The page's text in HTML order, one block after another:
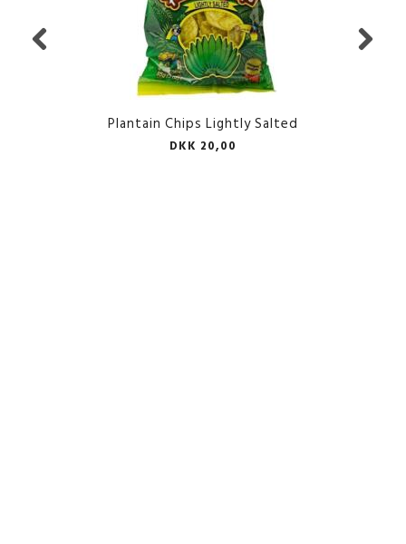
Plantain Chips Lightly Salted
DKK 20,00